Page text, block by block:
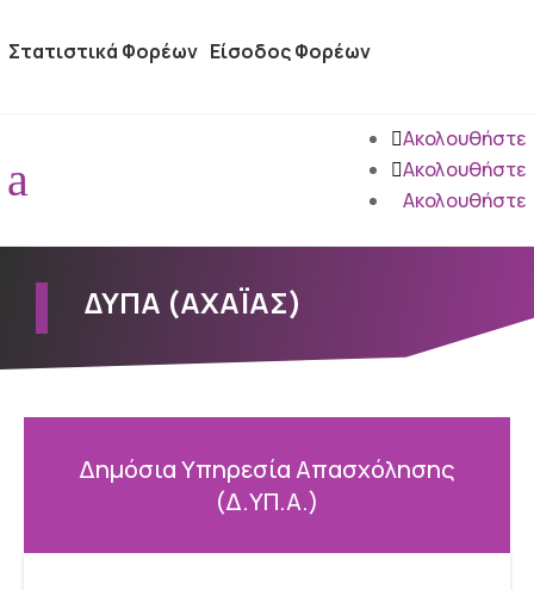
Στατιστικά Φορέων Είσοδος Φορέων
a
Ακολουθήστε
Ακολουθήστε
Ακολουθήστε
ΔΥΠΑ (ΑΧΑΪΑΣ)
Δημόσια Υπηρεσία Απασχόλησης
(Δ.ΥΠ.Α.)